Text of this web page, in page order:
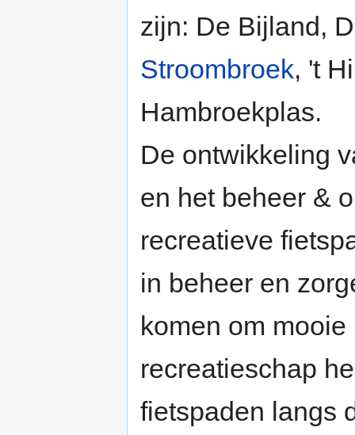
zijn: De Bijland,
Stroombroek, 't
Hambroekplas.
De ontwikkeling
en het beheer &
recreatieve
in beheer en
komen om
recreatieschap
fietspaden langs